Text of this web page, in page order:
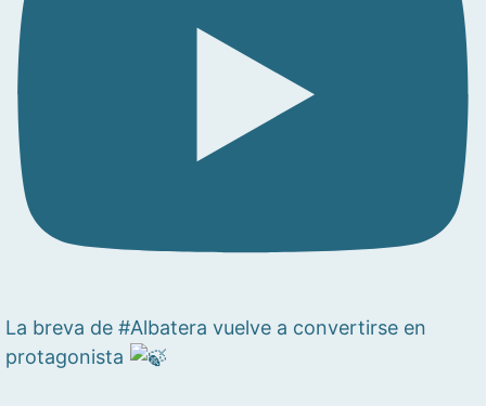
La breva de #Albatera vuelve a convertirse en
protagonista